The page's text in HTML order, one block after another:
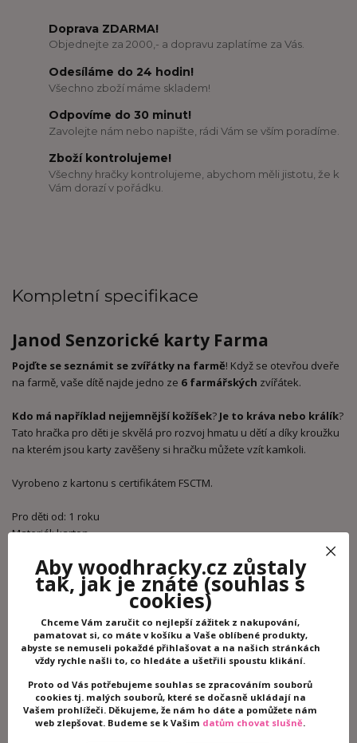
Doprava ZDARMA!
Objednejte za 2000,- a dopravu zaplatíme za Vás.
Odesíláme do 24 hodin!
Všechno zboží máme skladem!
Odpovíme do 30 minut!
Zavolejte nám nebo napište, rádi Vám se vším poradíme.
Zboží kontrolujeme!
Všechny hračky kontrolujeme, abychom měli jistotu, že k
Vám dorazí v pořádku.
Kompletní specifikace
Janod Senzorické karty Farma
Pojďte se seznámit se zvířátky na farmě! Když se otevřou dveře
na farmě, vaše dítě najde jedno ze 6 farmářských zvířátek.
Kdo má například nejjemnější kožíšek? Je to kráva nebo králík?
Tato hračka pro děti je skvělá pro rozvoj hmatu u dětí a díky kroužku
na kterém jsou karty zavěšeny si hračku můžete vzít kamkoli.
Vyrobeno z kartonu s certifikátem FSCTM.
Pro děti od: 1 roku
Materiál: karton
Potřebujete poradit?
+420 605 062 233
(Po-Ne, 8-21 hod.)
info@woodhracky.cz
Aby woodhracky.cz zůstaly
tak, jak je znáte(souhlas s
cookies)
Chceme Vám zaručit co nejlepší zážitek z nakupování,
pamatovat si, co máte v košíku a Vaše oblíbené produkty,
abyste se nemuseli pokaždé přihlašovat a na našich stránkách
vždy rychle našli to, co hledáte a ušetřili spoustu klikání.
Proto od Vás potřebujeme souhlas se zpracováním souborů
cookies tj. malých souborů, které se dočasně ukládají na
Vašem prohlížeči. Děkujeme, že nám ho dáte a pomůžete nám
web zlepšovat. Budeme se k Vašim datům chovat slušně.